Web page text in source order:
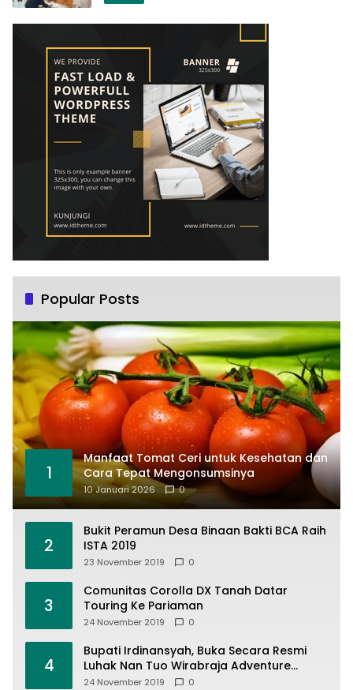
Popular Posts
1
Manfaat Tomat Ceri untuk Kesehatan dan
Cara Tepat Mengonsumsinya
10 Januari 2026 0
2
Bukit Peramun Desa Binaan Bakti BCA Raih
ISTA 2019
23 November 2019 0
3
Comunitas Corolla DX Tanah Datar
Touring Ke Pariaman
24 November 2019 0
4
Bupati Irdinansyah, Buka Secara Resmi
Luhak Nan Tuo Wirabraja Adventure
Offroad 2019
24 November 2019 0